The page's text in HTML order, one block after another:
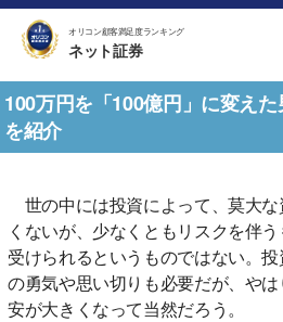
オリコン顧客満足度ランキング
ネット証券
100万円を「100億円」に変え
を紹介
世の中には投資によって、莫大
くないが、少なくともリスクを伴
受けられるというものではない。
の勇気や思い切りも必要だが、や
安が大きくなって当然だろう。